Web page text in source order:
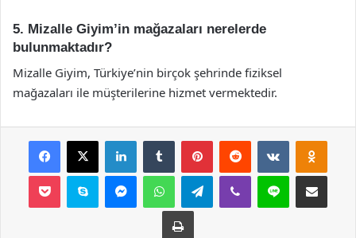
5. Mizalle Giyim’in mağazaları nerelerde
bulunmaktadır?
Mizalle Giyim, Türkiye’nin birçok şehrinde fiziksel
mağazaları ile müşterilerine hizmet vermektedir.
Facebook
X LinkedInTumblr PinterestReddit VKontakte
Pocket Skype MessengerWhatsAppTelegramViber Line E-Posta ile
Yazdır